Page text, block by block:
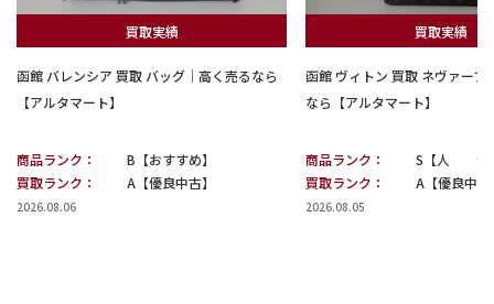
買取実績
函館 バレンシア 買取 バッグ｜高く売るなら
【アルタマート】
商品ランク：
B【おすすめ】
買取ランク：
A【優良中古】
2026.08.06
買取実績
函館 ヴィトン 買取 ネヴァーフ
なら【アルタマート】
商品ランク：
S【人 気
買取ランク：
A【優良中古
2026.08.05